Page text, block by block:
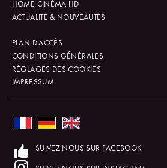
HOME CINÉMA HD
ACTUALITÉ & NOUVEAUTÉS
PLAN D'ACCÈS
CONDITIONS GÉNÉRALES
RÉGLAGES DES COOKIES
IMPRESSUM
SUIVEZ-NOUS SUR FACEBOOK